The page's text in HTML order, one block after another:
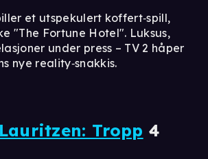
et utspekulert koffert‑spill,
"The Fortune Hotel". Luksus,
under press – TV 2 håper
nye reality‑snakkis.
Tropp 4